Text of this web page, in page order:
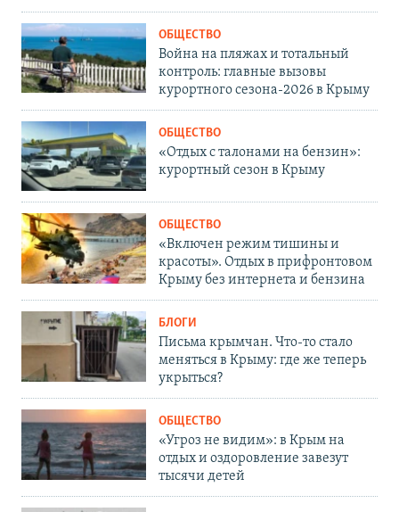
ОБЩЕСТВО
Война на пляжах и тотальный
контроль: главные вызовы
курортного сезона-2026 в Крыму
ОБЩЕСТВО
«Отдых с талонами на бензин»:
курортный сезон в Крыму
ОБЩЕСТВО
«Включен режим тишины и
красоты». Отдых в прифронтовом
Крыму без интернета и бензина
БЛОГИ
Письма крымчан. Что-то стало
меняться в Крыму: где же теперь
укрыться?
ОБЩЕСТВО
«Угроз не видим»: в Крым на
отдых и оздоровление завезут
тысячи детей